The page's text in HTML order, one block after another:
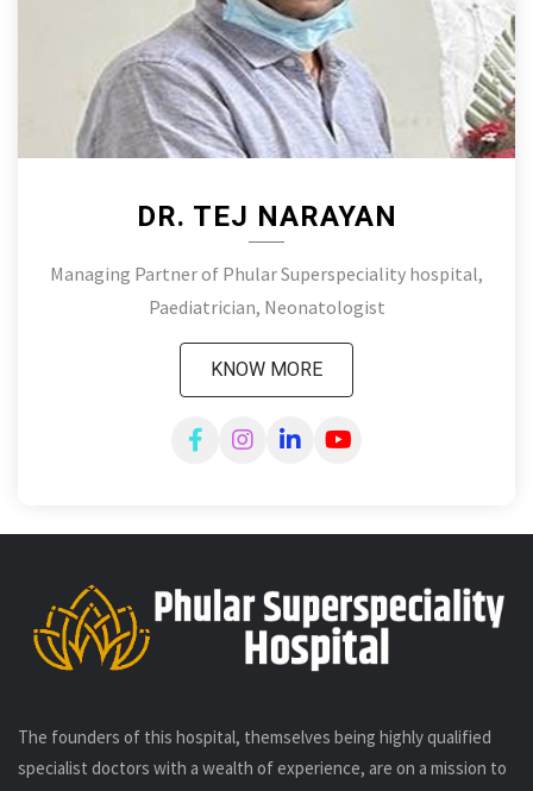
DR. TEJ NARAYAN
Managing Partner of Phular Superspeciality hospital,
Paediatrician, Neonatologist
KNOW MORE
The founders of this hospital, themselves being highly qualified
specialist doctors with a wealth of experience, are on a mission to